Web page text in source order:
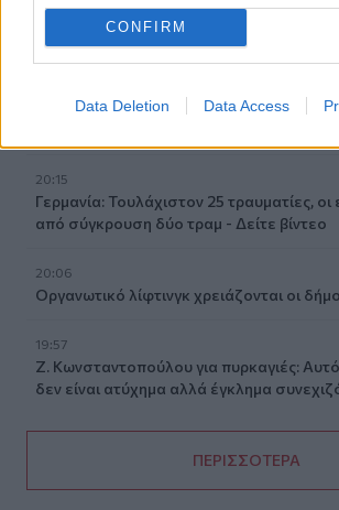
CONFIRM
Data Deletion Data Access
Ιεράπετρα: Χειροπέδες σε 20χρονο
για την «καραβιά» με τους 45 μετανάστες
Λιμάνι Ηρακλείου: Έμπλεξε ο κάβος στην
20:15
Γερμανία: Τουλάχιστον 25 τραυματίες,
από σύγκρουση δύο τραμ - Δείτε βίντεο
20:06
Οργανωτικό λίφτινγκ χρειάζονται οι
19:57
Ζ. Κωνσταντοπούλου για πυρκαγιές:
δεν είναι ατύχημα αλλά έγκλημα
ΠΕΡΙΣΣΟΤΕΡΑ